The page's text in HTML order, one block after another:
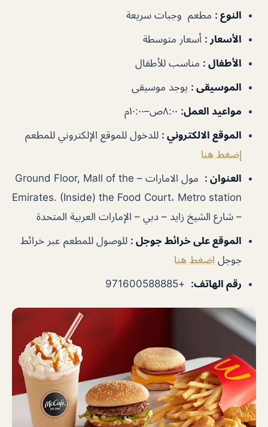
النوع : مطعم وجبات سريعة
الأسعار : أسعار متوسطة
الأطفال : مناسب للأطفال
الموسيقى : يوجد موسيقى
مواعيد العمل:
الموقع الالكتروني : للدخول للموقع الإلكتروني للمطعم
إضغط هنا
العنوان :
مول الامارات – Ground Floor, Mall of the
Emirates. (Inside) the Food Court، Metro station
– شارع الشيخ زايد – دبي – الإمارات العربية المتحدة
الموقع على خرائط جوجل : للوصول للمطعم عبر خرائط
جوجل اضغط هنا
رقم الهاتف:
+971600588885